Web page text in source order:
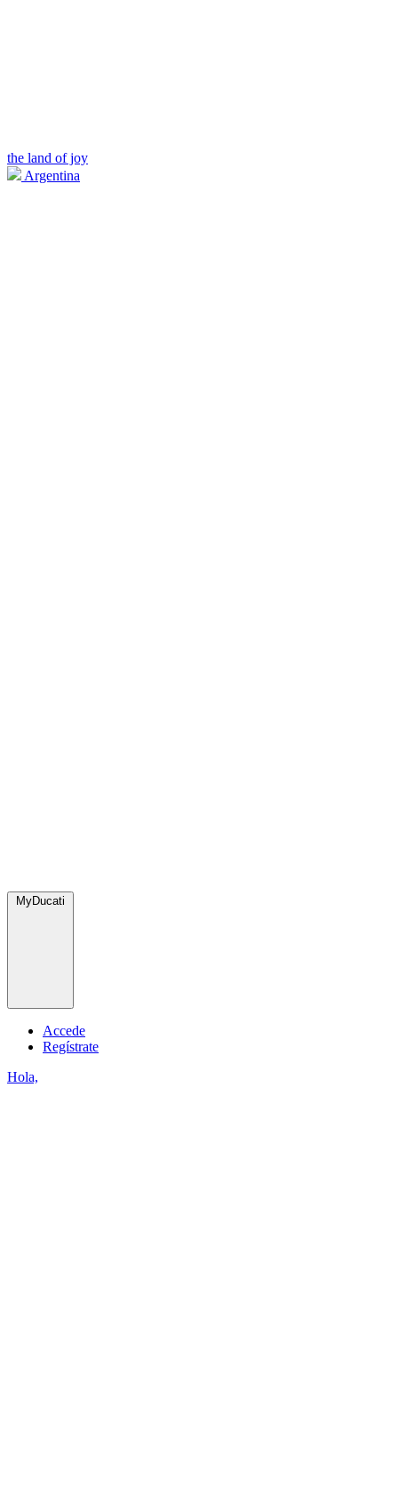
the land of joy
Argentina
MyDucati
Accede
Regístrate
Hola,